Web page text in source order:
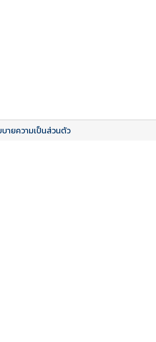
บายความเป็นส่วนตัว